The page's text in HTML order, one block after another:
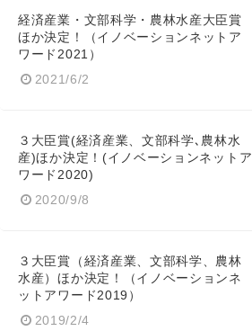
経済産業・文部科学・農林水産大臣賞
ほか決定！（イノベーションネットア
ワード2021）
2021/6/2
３大臣賞(経済産業、文部科学､農林水
産)ほか決定！(イノベーションネットア
ワード2020)
2020/9/8
３大臣賞（経済産業、文部科学、農林
水産）ほか決定！（イノベーションネ
ットアワード2019）
2019/2/4
Japanese
English